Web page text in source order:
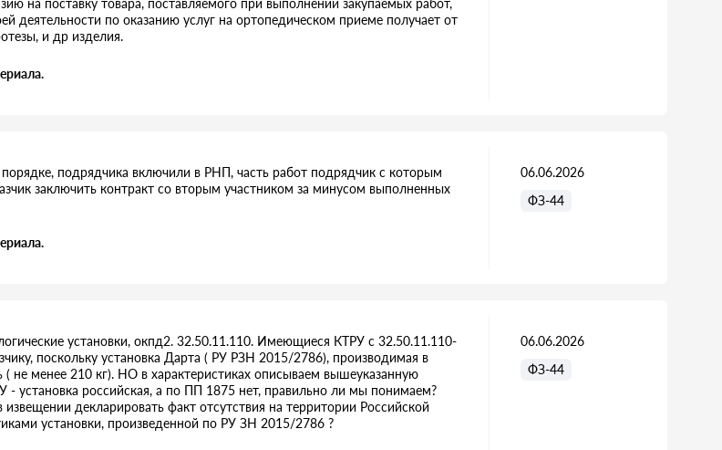
на поставку товара, поставляемого при выполнении закупаемых работ,
деятельности по оказанию услуг на ортопедическом приеме получает от
и др изделия.
подрядчика включили в РНП, часть работ подрядчик с которым
заключить контракт со вторым участником за минусом выполненных
06.06.2026
ФЗ-44
установки, окпд2. 32.50.11.110. Имеющиеся КТРУ с 32.50.11.110-
поскольку установка Дарта ( РУ РЗН 2015/2786), производимая в
не менее 210 кг). НО в характеристиках описываем вышеуказанную
установка российская, а по ПП 1875 нет, правильно ли мы понимаем?
декларировать факт отсутствия на территории Российской
установки, произведенной по РУ ЗН 2015/2786 ?
06.06.2026
ФЗ-44